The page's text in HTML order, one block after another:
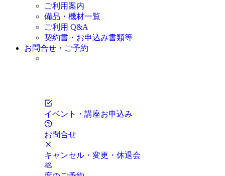
ご利用案内
備品・機材一覧
ご利用 Q&A
契約書・お申込み書類等
お問合せ・ご予約
イベント・講座お申込み
お問合せ
キャンセル・変更・休退会